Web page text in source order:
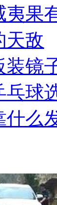
夷果
天敌
装镜
乓球
什么